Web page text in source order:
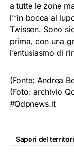
a tutte le zone
l’“in bocca al
Twissen. Sono
prima, con una
l’entusiasmo di
(Fonte: Andrea
(Foto: archivio
#Qdpnews.it
Sapori del